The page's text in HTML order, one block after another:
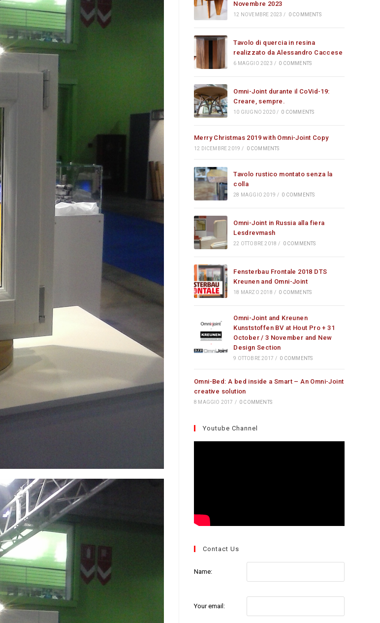
Novembre 2023
12 NOVEMBRE 2023 / 0 COMMENTS
Tavolo di quercia in resina
realizzato da Alessandro Caccese
6 MAGGIO 2023 / 0 COMMENTS
Omni-Joint durante il CoVid-19:
Creare, sempre.
10 GIUGNO 2020 / 0 COMMENTS
Merry Christmas 2019 with Omni-Joint Copy
12 DICEMBRE 2019 / 0 COMMENTS
Tavolo rustico montato senza la
colla
28 MAGGIO 2019 / 0 COMMENTS
Omni-Joint in Russia alla fiera
Lesdrevmash
22 OTTOBRE 2018 / 0 COMMENTS
Fensterbau Frontale 2018 DTS
Kreunen and Omni-Joint
18 MARZO 2018 / 0 COMMENTS
Omni-Joint and Kreunen
Kunststoffen BV at Hout Pro + 31
October / 3 November and New
Design Section
9 OTTOBRE 2017 / 0 COMMENTS
Omni-Bed: A bed inside a Smart – An Omni-Joint
creative solution
8 MAGGIO 2017 / 0 COMMENTS
Youtube Channel
Contact Us
Name:
Your email: